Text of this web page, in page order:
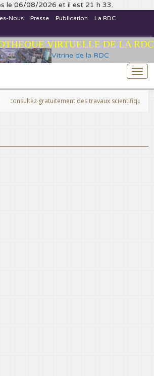
le 06/08/2026 et il est 21 h 33.
Nous Presse Publication
La RDC
Vitrine de la RDC
VIRTUELLE DE LA RDC
gratuitement des travaux scientifiques fins